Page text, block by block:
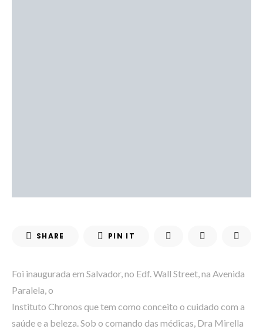
SHARE PIN IT
Foi inaugurada em Salvador, no Edf. Wall Street, na Avenida
Paralela, o
Instituto Chronos que tem como conceito o cuidado com a
saúde e a beleza. Sob o comando das médicas, Dra Mirella